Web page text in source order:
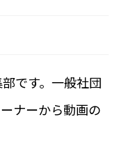
です。一般社団
ナーから動画の